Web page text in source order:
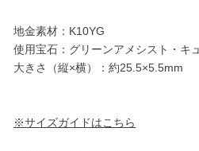
地金素材：K10YG
使用宝石：グリーンアメシスト・キ
大きさ（縦×横）：約25.5×5.5mm
※サイズガイドはこちら